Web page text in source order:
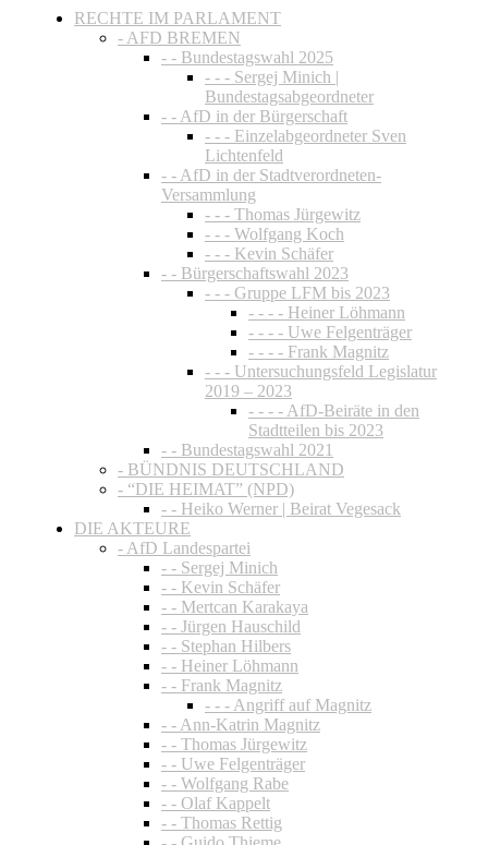
RECHTE IM PARLAMENT
- AFD BREMEN
- - Bundestagswahl 2025
- - - Sergej Minich |
Bundestagsabgeordneter
- - AfD in der Bürgerschaft
- - - Einzelabgeordneter Sven
Lichtenfeld
- - AfD in der Stadtverordneten-
Versammlung
- - - Thomas Jürgewitz
- - - Wolfgang Koch
- - - Kevin Schäfer
- - Bürgerschaftswahl 2023
- - - Gruppe LFM bis 2023
- - - - Heiner Löhmann
- - - - Uwe Felgenträger
- - - - Frank Magnitz
- - - Untersuchungsfeld Legislatur
2019 – 2023
- - - - AfD-Beiräte in den
Stadtteilen bis 2023
- - Bundestagswahl 2021
- BÜNDNIS DEUTSCHLAND
- “DIE HEIMAT” (NPD)
- - Heiko Werner | Beirat Vegesack
DIE AKTEURE
- AfD Landespartei
- - Sergej Minich
- - Kevin Schäfer
- - Mertcan Karakaya
- - Jürgen Hauschild
- - Stephan Hilbers
- - Heiner Löhmann
- - Frank Magnitz
- - - Angriff auf Magnitz
- - Ann-Katrin Magnitz
- - Thomas Jürgewitz
- - Uwe Felgenträger
- - Wolfgang Rabe
- - Olaf Kappelt
- - Thomas Rettig